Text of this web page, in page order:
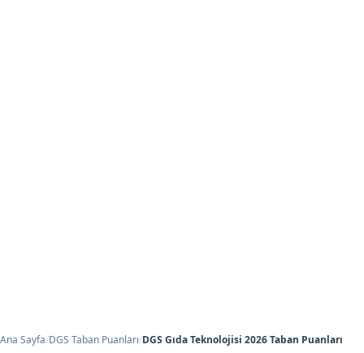
Ana Sayfa/DGS Taban Puanları/DGS Gıda Teknolojisi 2026 Taban Puanları